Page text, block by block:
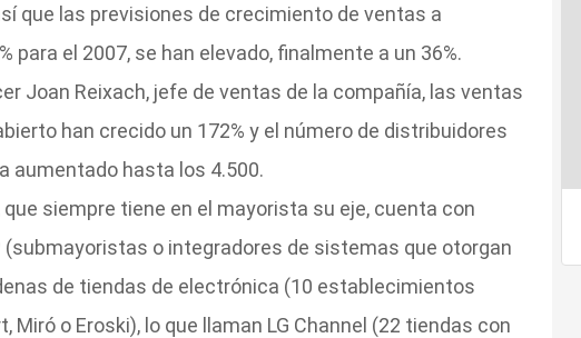
que las previsiones de crecimiento de ventas a
para el 2007, se han elevado, finalmente a un 36%.
Joan Reixach, jefe de ventas de la compañía, las ventas
han crecido un 172% y el número de distribuidores
aumentado hasta los 4.500.
siempre tiene en el mayorista su eje, cuenta con
(submayoristas o integradores de sistemas que otorgan
de tiendas de electrónica (10 establecimientos
Miró o Eroski), lo que llaman LG Channel (22 tiendas con